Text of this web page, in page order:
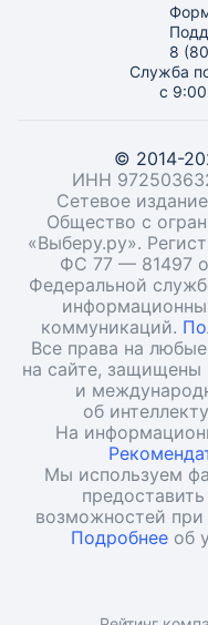
8
Служба
с
© 2014-
ИНН
Сетевое
Общество с
«Выберу.ру».
ФС 77 — 81497
Федеральной
коммуникаций.
Все права на
на сайте, защищены
и
об
На
Мы используем
возможностей
Подробнее об